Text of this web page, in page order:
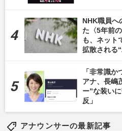
NHK職員へ
た〈5年前
も、ネット
拡散される
「非常識
アナ、長嶋
ー”な装い
反」
アナウンサーの最新記事